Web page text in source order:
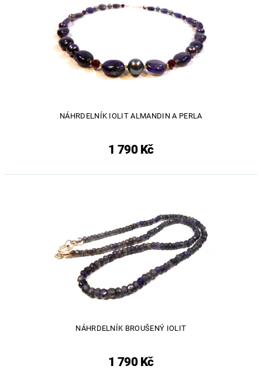
NÁHRDELNÍK IOLIT ALMANDIN A PERLA
1 790 Kč
NÁHRDELNÍK BROUŠENÝ IOLIT
1 790 Kč